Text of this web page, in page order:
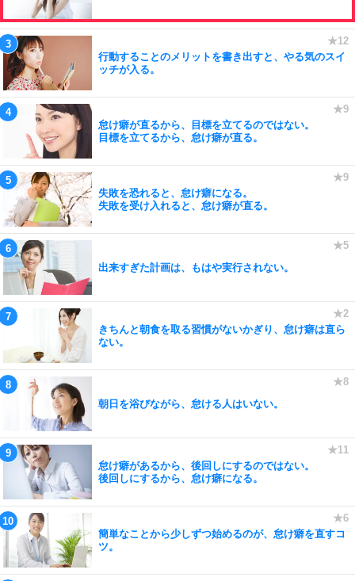
行動することのメリットを書き出すと、やる気のスイ
ッチが入る。
怠け癖が直るから、目標を立てるのではない。
目標を立てるから、怠け癖が直る。
失敗を恐れると、怠け癖になる。
失敗を受け入れると、怠け癖が直る。
出来すぎた計画は、もはや実行されない。
きちんと朝食を取る習慣がないかぎり、怠け癖は直ら
ない。
朝日を浴びながら、怠ける人はいない。
怠け癖があるから、後回しにするのではない。
後回しにするから、怠け癖になる。
簡単なことから少しずつ始めるのが、怠け癖を直すコ
ツ。